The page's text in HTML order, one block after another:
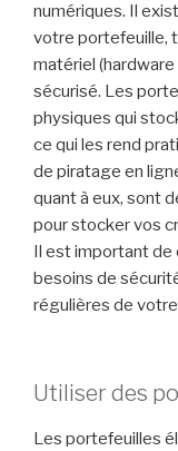
numériques. Il
votre portefeuille,
matériel (hardware
sécurisé. Les
physiques qui
ce qui les rend
de piratage en
quant à eux, sont
pour stocker vos
Il est important
besoins de
régulières de
Utiliser des
Les portefeuilles